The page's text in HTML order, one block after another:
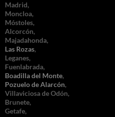
Madrid,
Moncloa,
Móstoles,
Alcorcón,
Majadahonda,
Las Rozas,
Leganes,
Fuenlabrada,
Boadilla del Monte,
Pozuelo de Alarcón,
Villaviciosa de Odón,
Brunete,
Getafe,